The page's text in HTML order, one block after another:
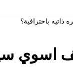
باحترافية؟
اسوي